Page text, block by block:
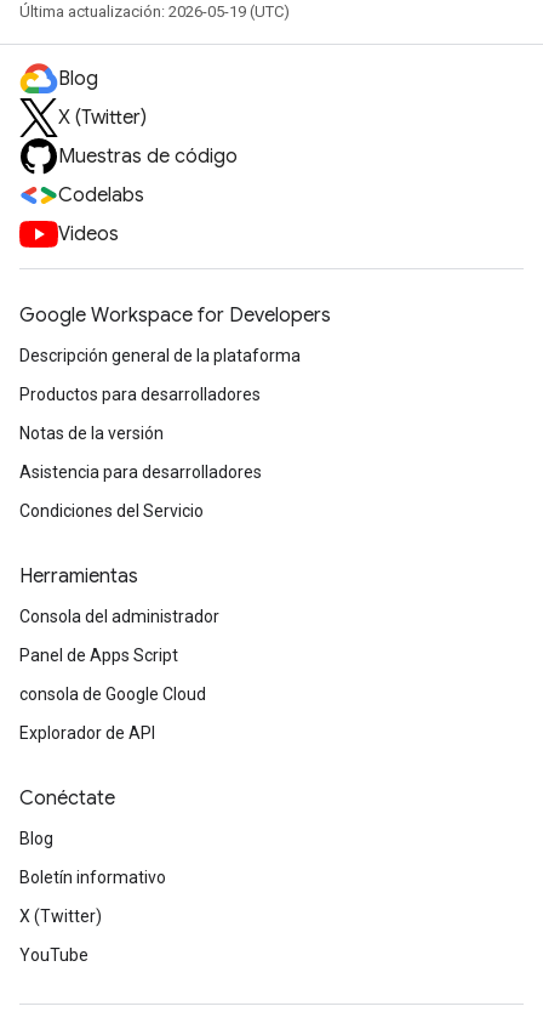
Última actualización: 2026-05-19 (UTC)
Blog
X (Twitter)
Muestras de código
Codelabs
Videos
Google Workspace for Developers
Descripción general de la plataforma
Productos para desarrolladores
Notas de la versión
Asistencia para desarrolladores
Condiciones del Servicio
Herramientas
Consola del administrador
Panel de Apps Script
consola de Google Cloud
Explorador de API
Conéctate
Blog
Boletín informativo
X (Twitter)
YouTube